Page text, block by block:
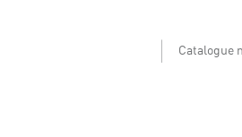
Catalogue